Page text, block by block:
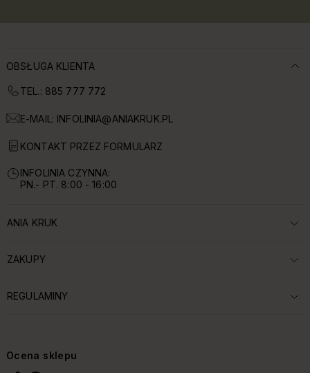
OBSŁUGA KLIENTA
TEL.: 885 777 772
E-MAIL: INFOLINIA@ANIAKRUK.PL
KONTAKT PRZEZ FORMULARZ
INFOLINIA CZYNNA:
PN.- PT. 8:00 - 16:00
ROZWIŃ SEKCJĘ:
ANIA KRUK
ROZWIŃ SEKCJĘ:
ZAKUPY
ROZWIŃ SEKCJĘ:
REGULAMINY
Ocena sklepu